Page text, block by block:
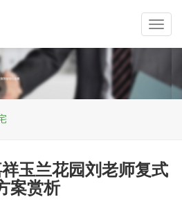
玉兰花园刘老师复式
案赏析